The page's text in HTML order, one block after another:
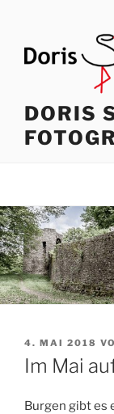
springen
DORIS
AM
4. MAI 2018
Im Mai
Burgen gibt es